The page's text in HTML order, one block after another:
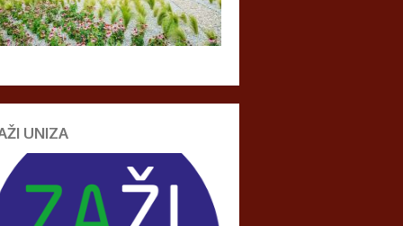
UNIZA